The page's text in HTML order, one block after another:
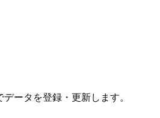
ータを登録・更新します。